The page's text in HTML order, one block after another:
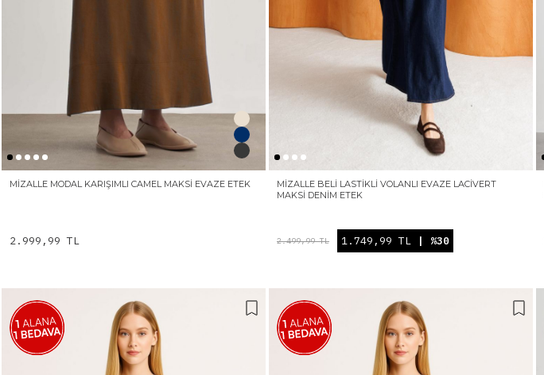
MIZALLE MODAL KARIŞIMLI CAMEL MAKSI EVAZE ETEK
2.999,99 TL
MIZALLE BELI LASTIKLI VOLANLI EVAZE LACIVERT
MAKSI DENIM ETEK
2.499,99 TL 1.749,99 TL | %30